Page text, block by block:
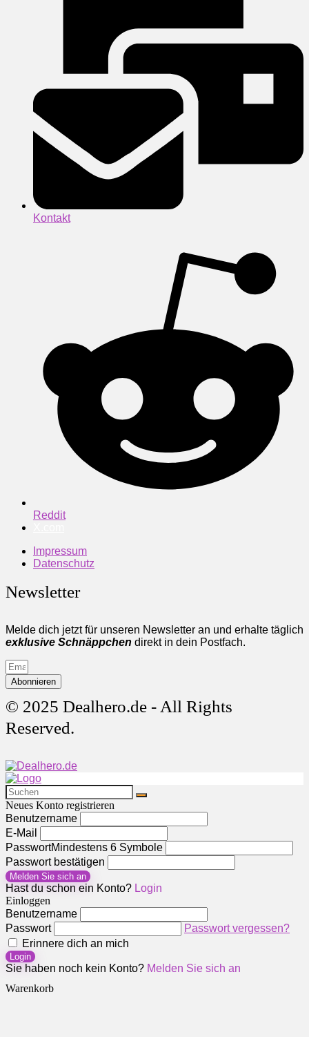
Kontakt
Reddit
Impressum
Datenschutz
Newsletter
Melde dich jetzt für unseren Newsletter an und erhalte täglich
exklusive Schnäppchen direkt in dein Postfach.
Abonnieren
© 2025 Dealhero.de - All Rights
Reserved.
Neues Konto registrieren
Benutzername
E-Mail
PasswortMindestens 6 Symbole
Passwort bestätigen
Melden Sie sich an
Hast du schon ein Konto? Login
Einloggen
Benutzername
Passwort
Passwort vergessen?
Erinnere dich an mich
Login
Sie haben noch kein Konto? Melden Sie sich an
Warenkorb